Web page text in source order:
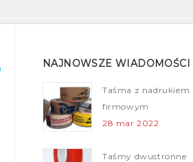
NAJNOWSZE WIADOMOŚCI
Taśmy malarskie dla
28 mar 2022
Taśma z nadrukiem
firmowym
28 mar 2022
Taśmy dwustronne